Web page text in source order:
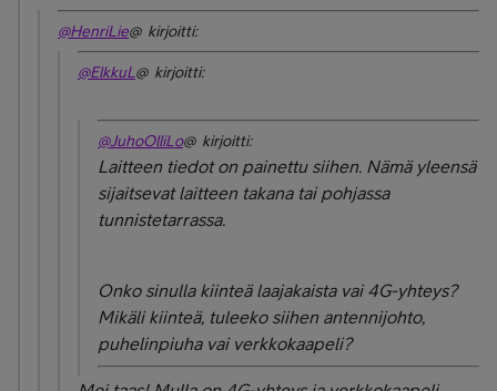
@HenriLie@ kirjoitti:
@ElkkuL @ kirjoitti:
@JuhoOlliLo@ kirjoitti:
Laitteen tiedot on painettu siihen. Nämä yleensä
sijaitsevat laitteen takana tai pohjassa
tunnistetarrassa.
Onko sinulla kiinteä laajakaista vai 4G-yhteys?
Mikäli kiinteä, tuleeko siihen antennijohto,
puhelinpiuha vai verkkokaapeli?